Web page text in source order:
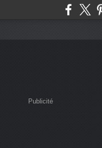
Publicité